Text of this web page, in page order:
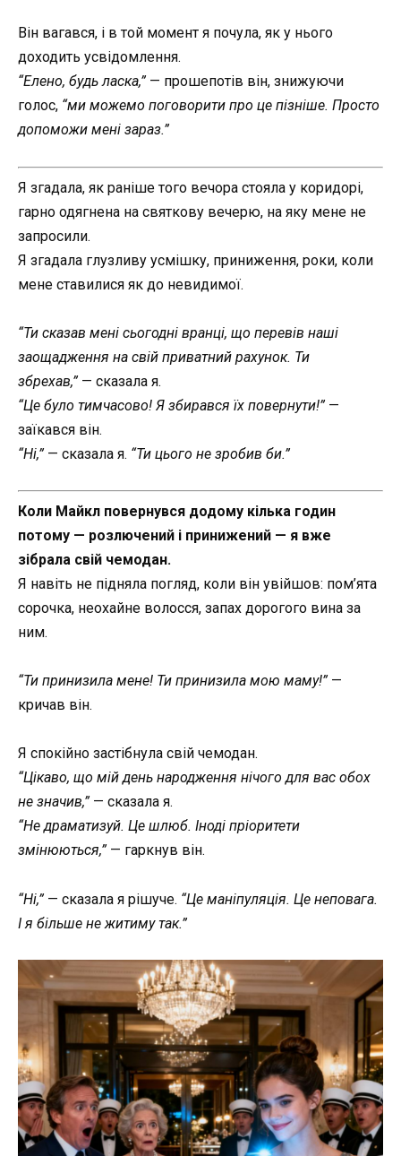
Він вагався, і в той момент я почула, як у нього
доходить усвідомлення.
“Елено, будь ласка,” — прошепотів він, знижуючи
голос, “ми можемо поговорити про це пізніше. Просто
допоможи мені зараз.”
Я згадала, як раніше того вечора стояла у коридорі,
гарно одягнена на святкову вечерю, на яку мене не
запросили.
Я згадала глузливу усмішку, приниження, роки, коли
мене ставилися як до невидимої.
“Ти сказав мені сьогодні вранці, що перевів наші
заощадження на свій приватний рахунок. Ти
збрехав,” — сказала я.
“Це було тимчасово! Я збирався їх повернути!” —
заїкався він.
“Ні,” — сказала я. “Ти цього не зробив би.”
Коли Майкл повернувся додому кілька годин
потому — розлючений і принижений — я вже
зібрала свій чемодан.
Я навіть не підняла погляд, коли він увійшов: пом’ята
сорочка, неохайне волосся, запах дорогого вина за
ним.
“Ти принизила мене! Ти принизила мою маму!” —
кричав він.
Я спокійно застібнула свій чемодан.
“Цікаво, що мій день народження нічого для вас обох
не значив,” — сказала я.
“Не драматизуй. Це шлюб. Іноді пріоритети
змінюються,” — гаркнув він.
“Ні,” — сказала я рішуче. “Це маніпуляція. Це неповага.
І я більше не житиму так.”